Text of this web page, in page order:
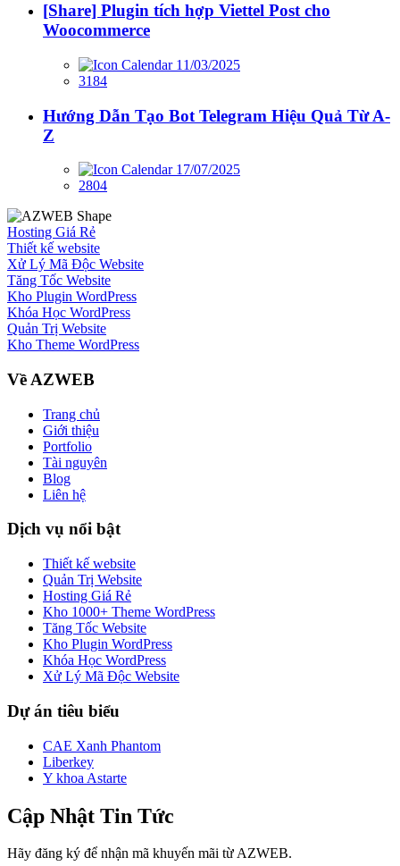
[Share] Plugin tích hợp Viettel Post cho
Woocommerce
11/03/2025
3184
Hướng Dẫn Tạo Bot Telegram Hiệu Quả Từ A-
Z
17/07/2025
2804
Hosting Giá Rẻ
Thiết kế website
Xử Lý Mã Độc Website
Tăng Tốc Website
Kho Plugin WordPress
Khóa Học WordPress
Quản Trị Website
Kho Theme WordPress
Về AZWEB
Trang chủ
Giới thiệu
Portfolio
Tài nguyên
Blog
Liên hệ
Dịch vụ nổi bật
Thiết kế website
Quản Trị Website
Hosting Giá Rẻ
Kho 1000+ Theme WordPress
Tăng Tốc Website
Kho Plugin WordPress
Khóa Học WordPress
Xử Lý Mã Độc Website
Dự án tiêu biểu
CAE Xanh Phantom
Liberkey
Y khoa Astarte
Cập Nhật Tin Tức
Hãy đăng ký để nhận mã khuyến mãi từ AZWEB.